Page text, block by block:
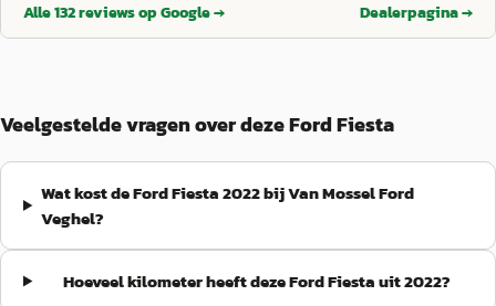
Alle132reviews op Google → Dealerpagina →
Veelgestelde vragen over deze Ford Fiesta
Wat kost de Ford Fiesta 2022 bij Van Mossel Ford
Veghel?
Hoeveel kilometer heeft deze Ford Fiesta uit 2022?